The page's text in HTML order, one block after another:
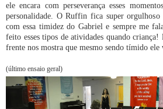
ele encara com perseverança esses
personalidade. O Ruffin fica super
com essa timidez do Gabriel e sempre me
feito esses tipos de atividades quando
frente nos mostra que mesmo sendo tímido ele
(último ensaio geral)